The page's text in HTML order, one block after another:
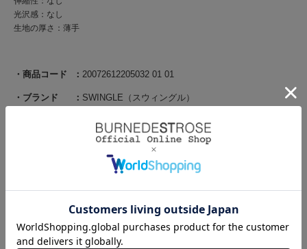
商品コード 20072612205032 01 01
ブランド SWINGLE（スウィングル）
【表地】ポリエステル 100％【裏地】ポリエステル
100％
り 247㎝
M(02):ウエスト 68㎝/後丈 88.5㎝/ベルト幅 6㎝/裾回
光沢感：なし
生地の厚さ：薄手